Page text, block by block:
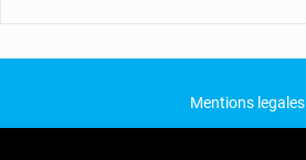
Mentions legales